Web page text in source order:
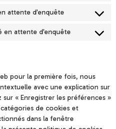
attente d’enquête
en attente d’enquête
pour la première fois, nous
avec une explication sur
« Enregistrer les préférences »
de cookies et
dans la fenêtre